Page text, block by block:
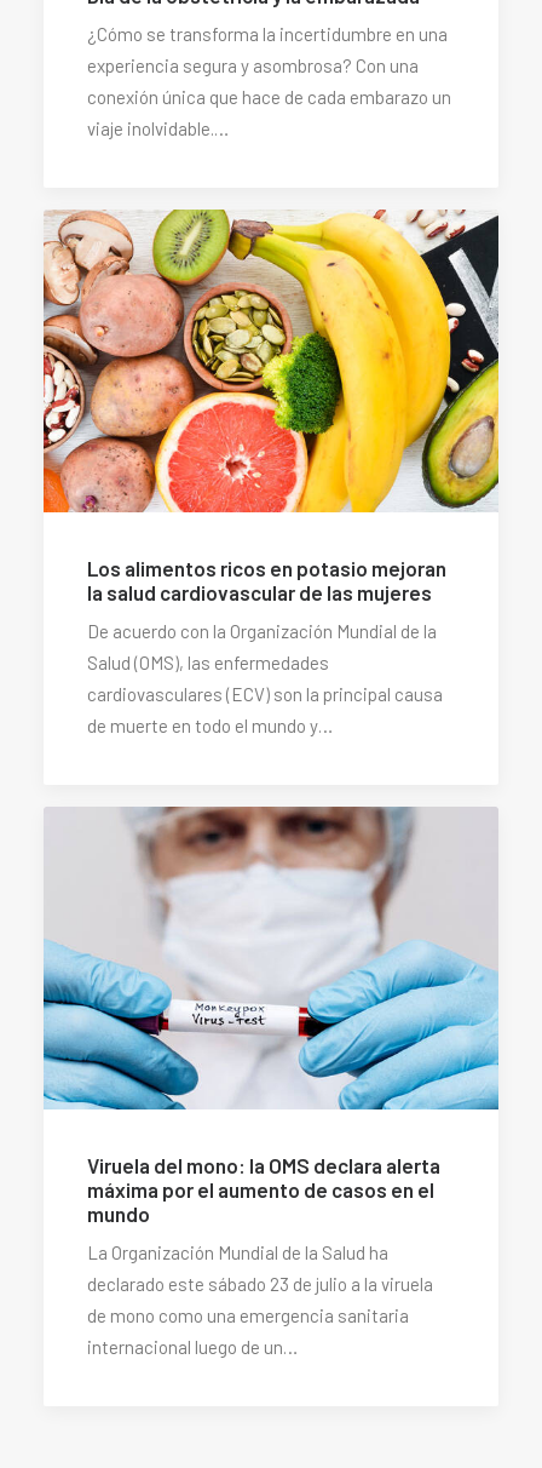
¿Cómo se transforma la incertidumbre en una
experiencia segura y asombrosa? Con una
conexión única que hace de cada embarazo un
viaje inolvidable.…
Los alimentos ricos en potasio mejoran
la salud cardiovascular de las mujeres
De acuerdo con la Organización Mundial de la
Salud (OMS), las enfermedades
cardiovasculares (ECV) son la principal causa
de muerte en todo el mundo y…
Viruela del mono: la OMS declara alerta
máxima por el aumento de casos en el
mundo
La Organización Mundial de la Salud ha
declarado este sábado 23 de julio a la viruela
de mono como una emergencia sanitaria
internacional luego de un…